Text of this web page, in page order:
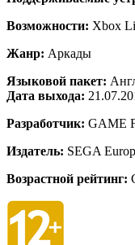
Возможности: Xbox
Жанр: Аркады
Языковой пакет:
Дата выхода:
Разработчик: GAME
Издатель: SEGA
Возрастной рейтинг: